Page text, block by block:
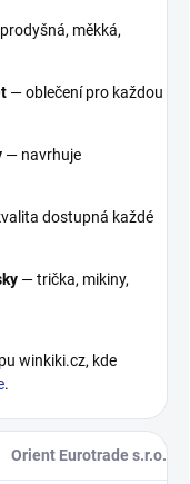
měkká,
— oblečení pro každou
— navrhuje
dostupná každé
— trička, mikiny,
winkiki.cz, kde
.
Orient Eurotrade s.r.o.